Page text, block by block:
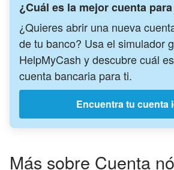
¿Cuál es la mejor cuenta
¿Quieres abrir una nueva
de tu banco? Usa el simulador
HelpMyCash y descubre cuál
cuenta bancaria para ti.
Encuentra tu cuenta
Más sobre Cuenta